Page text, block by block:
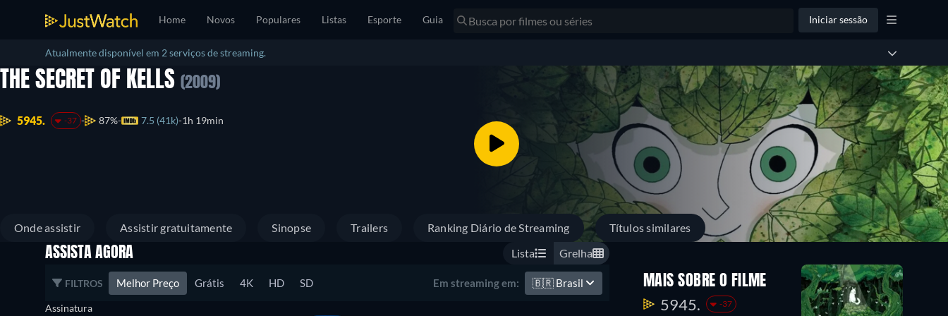
Home Novos Populares Listas Esporte Guia Iniciar sessão
Atualmente disponível em 2 serviços de streaming.
THE SECRET OF KELLS (2009)
5945. -37 87% 7.5 (41k) 1h 19min
Onde assistir Assistir gratuitamente Sinopse Trailers Ranking Diário de Streaming Títulos similares
ASSISTA AGORA Lista Grelha
FILTROS Melhor Preço Grátis 4K HD SD Em streaming em: 🇧🇷 Brasil
Assinatura
MAIS SOBRE O FILME
5945. -37